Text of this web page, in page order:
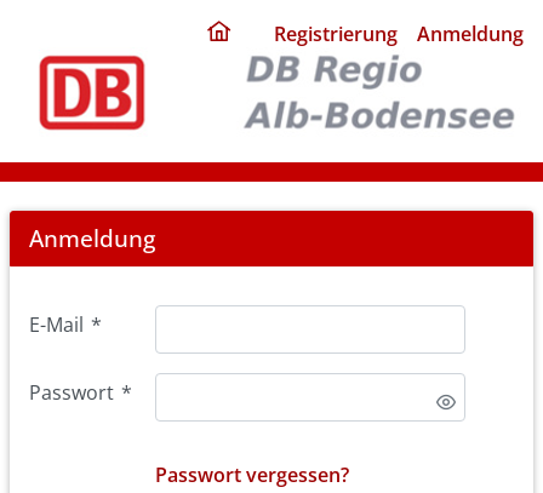
home
page
Registrierung Anmeldung
Login
Anmeldung
E-Mail *
Passwort *
Passwort vergessen?